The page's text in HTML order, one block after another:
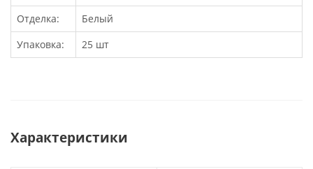
Отделка:
Белый
Упаковка:
25 шт
Характеристики